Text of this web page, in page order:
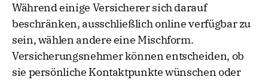
Während einige Versicherer sich darauf
beschränken, ausschließlich online verfügbar zu
sein, wählen andere eine Mischform.
Versicherungsnehmer können entscheiden, ob
sie persönliche Kontaktpunkte wünschen oder